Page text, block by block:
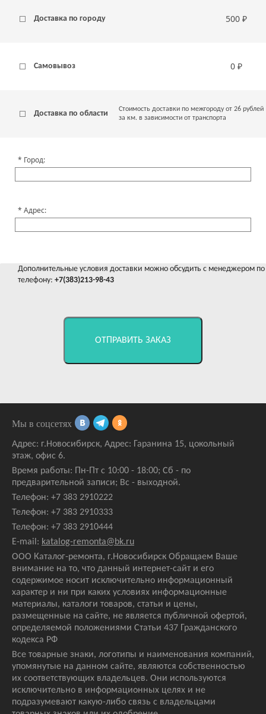
Доставка по городу 500 ₽
Самовывоз 0 ₽
Доставка по области
Стоимость доставки по межгороду от 26 рублей
за км. в зависимости от транспорта
Город:
Адрес:
Дополнительные условия доставки можно обсудить с менеджером по
телефону: +7(383)213-98-43
ОТПРАВИТЬ ЗАКАЗ
Адрес: г.Новосибирск, Адрес: Гаранина 15, цокольный
этаж, офис 6.
Время работы: Пн-Пт с 10:00 - 18:00; Сб - по
предварительной записи; Вс - выходной.
Телефон: +7 383 2910222
Телефон: +7 383 2910333
Телефон: +7 383 2910444
E-mail: katalog-remonta@bk.ru
ООО Каталог-ремонта, г.Новосибирск Обращаем Ваше
внимание на то, что данный интернет-сайт и его
содержимое носит исключительно информационный
характер и ни при каких условиях информационные
материалы, каталоги товаров, статьи и цены,
размещенные на сайте, не является публичной офертой,
определяемой положениями Статьи 437 Гражданского
кодекса РФ
Все товарные знаки, логотипы и наименования компаний,
упомянутые на данном сайте, являются собственностью
их соответствующих владельцев. Они используются
исключительно в информационных целях и не
подразумевают какую-либо связь с владельцами
Мы в соцсетях